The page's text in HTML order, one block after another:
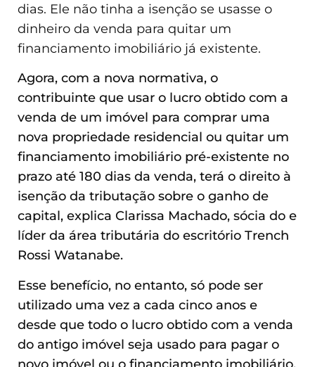
dias. Ele não tinha a isenção se usasse o
dinheiro da venda para quitar um
financiamento imobiliário já existente.
Agora, com a nova normativa, o
contribuinte que usar o lucro obtido com a
venda de um imóvel para comprar uma
nova propriedade residencial ou quitar um
financiamento imobiliário pré-existente no
prazo até 180 dias da venda, terá o direito à
isenção da tributação sobre o ganho de
capital, explica Clarissa Machado, sócia do e
líder da área tributária do escritório Trench
Rossi Watanabe.
Esse benefício, no entanto, só pode ser
utilizado uma vez a cada cinco anos e
desde que todo o lucro obtido com a venda
do antigo imóvel seja usado para pagar o
novo imóvel ou o financiamento imobiliário.